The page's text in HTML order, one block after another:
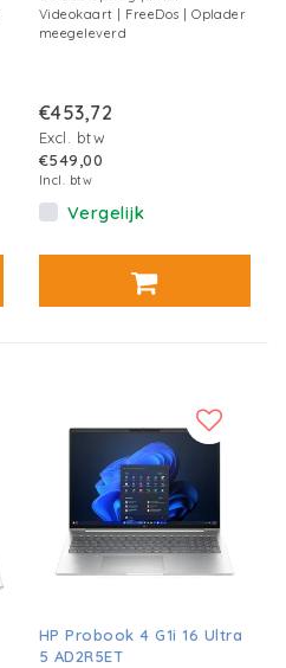
Videokaart | FreeDos | Oplader
meegeleverd
€453,72
Excl. btw
€549,00
Incl. btw
Vergelijk
HP Probook 4 G1i 16 Ultra
5 AD2R5ET